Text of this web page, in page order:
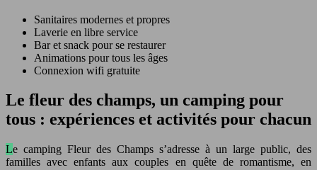
Sanitaires modernes et propres
Laverie en libre service
Bar et snack pour se restaurer
Animations pour tous les âges
Connexion wifi gratuite
Le fleur des champs, un camping pour
tous : expériences et activités pour chacun
Le camping Fleur des Champs s’adresse à un large public, des
familles avec enfants aux couples en quête de romantisme, en